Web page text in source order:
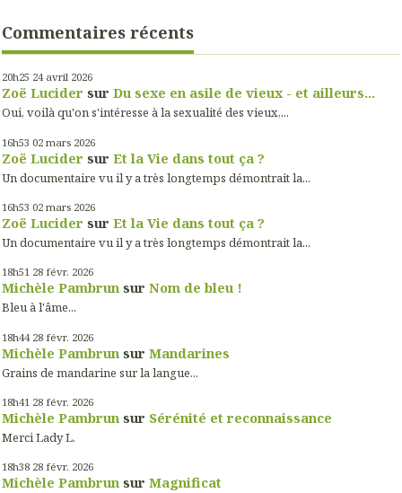
Commentaires récents
20h25 24 avril 2026
Zoë Lucider sur Du sexe en asile de vieux - et ailleurs...
Oui, voilà qu'on s'intéresse à la sexualité des vieux,...
16h53 02 mars 2026
Zoë Lucider sur Et la Vie dans tout ça ?
Un documentaire vu il y a très longtemps démontrait la...
16h53 02 mars 2026
Zoë Lucider sur Et la Vie dans tout ça ?
Un documentaire vu il y a très longtemps démontrait la...
18h51 28 févr. 2026
Michèle Pambrun sur Nom de bleu !
Bleu à l'âme...
18h44 28 févr. 2026
Michèle Pambrun sur Mandarines
Grains de mandarine sur la langue...
18h41 28 févr. 2026
Michèle Pambrun sur Sérénité et reconnaissance
Merci Lady L.
18h38 28 févr. 2026
Michèle Pambrun sur Magnificat